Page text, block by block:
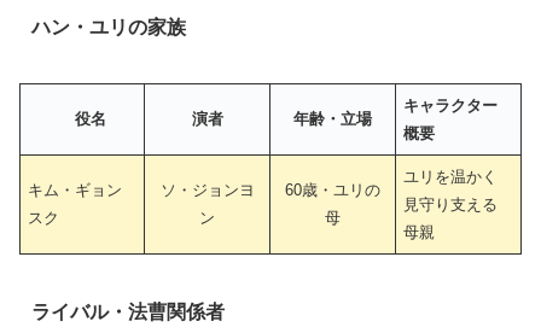
ハン・ユリの家族
役名 演者 年齢・立場
キャラクター
概要
キム・ギョン
スク
ソ・ジョンヨ
ン
60歳・ユリの
母
ユリを温かく
見守り支える
母親
ライバル・法曹関係者